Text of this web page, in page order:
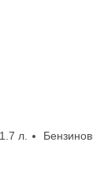
1.7 л.